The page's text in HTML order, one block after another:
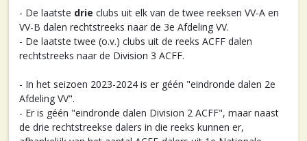
- De laatste drie clubs uit elk van de twee reeksen VV-A en
VV-B dalen rechtstreeks naar de 3e Afdeling VV.
- De laatste twee (o.v.) clubs uit de reeks ACFF dalen
rechtstreeks naar de Division 3 ACFF.
- In het seizoen 2023-2024 is er géén "eindronde dalen 2e
Afdeling VV".
- Er is géén "eindronde dalen Division 2 ACFF", maar naast
de drie rechtstreekse dalers in die reeks kunnen er,